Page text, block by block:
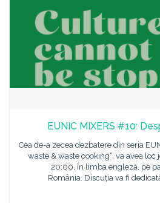
EUNIC MIXERS #10:
Cea de-a zecea dezbatere din seria
waste & waste cooking“, va avea loc
20:00, în limba engleză, pe
România. Discuția va fi